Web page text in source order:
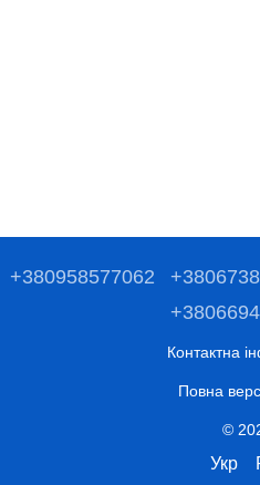
+380958577062
Контактна
Повна
©
Укр